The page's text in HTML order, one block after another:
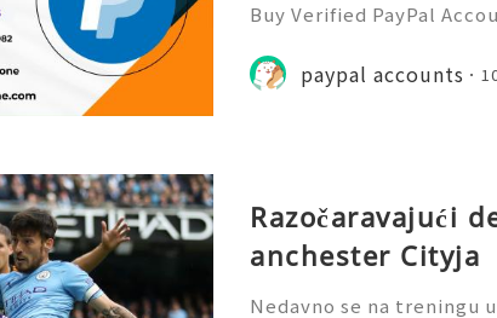
Buy Verified PayPal
e money online. Many
s, setting up a PayPal ac
paypal accounts
Razočaravajući
anchester Cityja
Nedavno se na treningu